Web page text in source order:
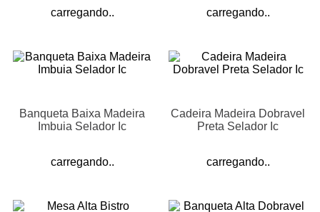
carregando.. carregando..
Banqueta Baixa Madeira
Imbuia Selador Ic
carregando..
Cadeira Madeira Dobravel
Preta Selador Ic
carregando..